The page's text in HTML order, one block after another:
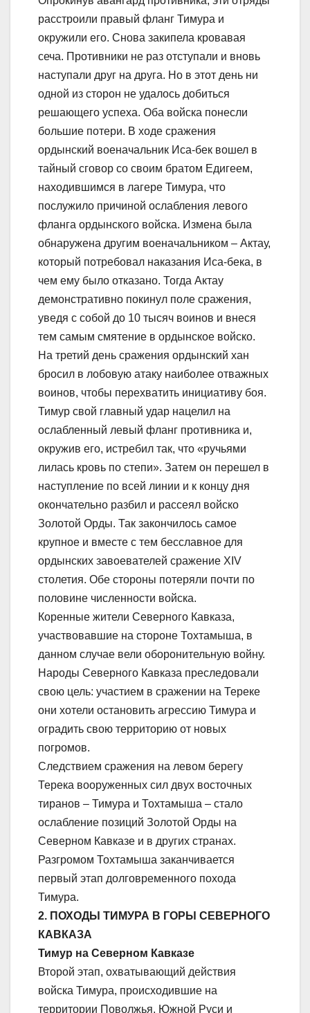
расстроили правый фланг Тимура и
окружили его. Снова закипела кровавая
сеча. Противники не раз отступали и вновь
наступали друг на друга. Но в этот день ни
одной из сторон не удалось добиться
решающего успеха. Оба войска понесли
большие потери. В ходе сражения
ордынский военачальник Иса-бек вошел в
тайный сговор со своим братом Едигеем,
находившимся в лагере Тимура, что
послужило причиной ослабления левого
фланга ордынского войска. Измена была
обнаружена другим военачальником – Актау,
который потребовал наказания Иса-бека, в
чем ему было отказано. Тогда Актау
демонстративно покинул поле сражения,
уведя с собой до 10 тысяч воинов и внеся
тем самым смятение в ордынское войско.
На третий день сражения ордынский хан
бросил в лобовую атаку наиболее отважных
воинов, чтобы перехватить инициативу боя.
Тимур свой главный удар нацелил на
ослабленный левый фланг противника и,
окружив его, истребил так, что «ручьями
лилась кровь по степи». Затем он перешел в
наступление по всей линии и к концу дня
окончательно разбил и рассеял войско
Золотой Орды. Так закончилось самое
крупное и вместе с тем бесславное для
ордынских завоевателей сражение XIV
столетия. Обе стороны потеряли почти по
половине численности войска.
Коренные жители Северного Кавказа,
участвовавшие на стороне Тохтамыша, в
данном случае вели оборонительную войну.
Народы Северного Кавказа преследовали
свою цель: участием в сражении на Тереке
они хотели остановить агрессию Тимура и
оградить свою территорию от новых
погромов.
Следствием сражения на левом берегу
Терека вооруженных сил двух восточных
тиранов – Тимура и Тохтамыша – стало
ослабление позиций Золотой Орды на
Северном Кавказе и в других странах.
Разгромом Тохтамыша заканчивается
первый этап долговременного похода
Тимура.
2. ПОХОДЫ ТИМУРА В ГОРЫ СЕВЕРНОГО
КАВКАЗА
Тимур на Северном Кавказе
Второй этап, охватывающий действия
войска Тимура, происходившие на
территории Поволжья, Южной Руси и